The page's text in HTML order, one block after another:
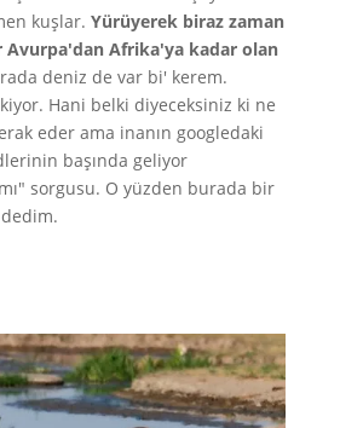
kuşlar. Yürüyerek biraz zaman
Avurpa'dan Afrika'ya kadar olan
deniz de var bi' kerem.
Hani belki diyeceksiniz ki ne
eder ama inanın googledaki
başında geliyor
sorgusu. O yüzden burada bir
dedim.